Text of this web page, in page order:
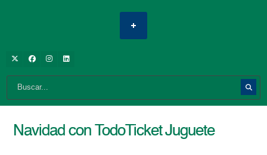
Navidad con TodoTicket Juguete